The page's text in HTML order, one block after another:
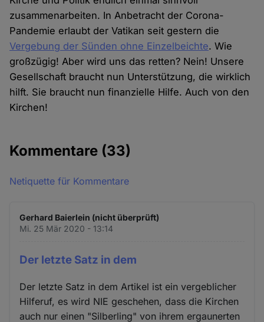
zusammenarbeiten. In Anbetracht der Corona-
Pandemie erlaubt der Vatikan seit gestern die
Vergebung der Sünden ohne Einzelbeichte. Wie
großzügig! Aber wird uns das retten? Nein! Unsere
Gesellschaft braucht nun Unterstützung, die wirklich
hilft. Sie braucht nun finanzielle Hilfe. Auch von den
Kirchen!
Kommentare (33)
Netiquette für Kommentare
Gerhard Baierlein (nicht überprüft)
Mi. 25 Mär 2020 - 13:14
Der letzte Satz in dem
Der letzte Satz in dem Artikel ist ein vergeblicher
Hilferuf, es wird NIE geschehen, dass die Kirchen
auch nur einen "Silberling" von ihrem ergaunerten